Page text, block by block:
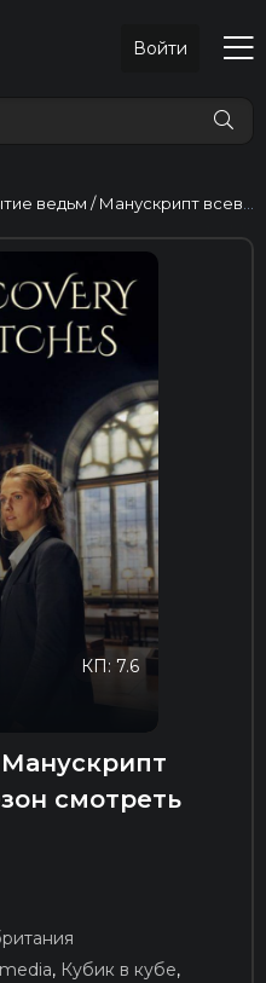
Войти
ведьм / Манускрипт всевластия
КП: 7.6
смотреть
, Кубик в кубе,